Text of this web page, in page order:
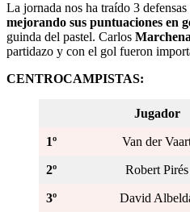
La jornada nos ha traído 3 defensas
mejorando sus puntuaciones en
guinda del pastel. Carlos
partidazo y con el gol fueron
CENTROCAMPISTAS:
Jugador
1º Van der
2º Robert Pirés
3º David